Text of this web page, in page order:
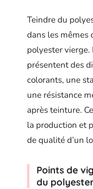
Teindre du
dans les mêmes
polyester vierge.
présentent des
colorants, une
une résistance
après teinture.
la production et
de qualité d’un
Points de
du